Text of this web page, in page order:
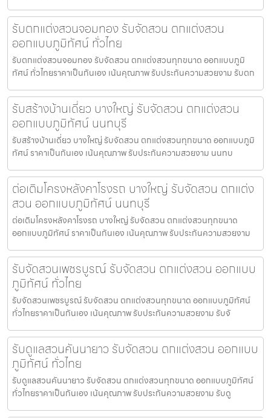
รับตกแต่งสวนจอมทอง รับจัดสวน ตกแต่งสวน
ออกแบบภูมิทัศน์ ทั่วไทย
รับตกแต่งสวนจอมทอง รับจัดสวน ตกแต่งสวนทุกขนาด ออกแบบภูมิ
ทัศน์ ทั่วไทยราคาเป็นกันเอง เน้นคุณภาพ รับประกันความสวยงาม รับตก
รับสร้างบ้านเดี่ยว บางใหญ่ รับจัดสวน ตกแต่งสวน
ออกแบบภูมิทัศน์ นนทบุรี
รับสร้างบ้านเดี่ยว บางใหญ่ รับจัดสวน ตกแต่งสวนทุกขนาด ออกแบบภูมิ
ทัศน์ ราคาเป็นกันเอง เน้นคุณภาพ รับประกันความสวยงาม นนทบ
ต่อเติมโครงหลังคาโรงรถ บางใหญ่ รับจัดสวน ตกแต่ง
สวน ออกแบบภูมิทัศน์ นนทบุรี
ต่อเติมโครงหลังคาโรงรถ บางใหญ่ รับจัดสวน ตกแต่งสวนทุกขนาด
ออกแบบภูมิทัศน์ ราคาเป็นกันเอง เน้นคุณภาพ รับประกันความสวยงาม
รับจัดสวนเพชรบูรณ์ รับจัดสวน ตกแต่งสวน ออกแบบ
ภูมิทัศน์ ทั่วไทย
รับจัดสวนเพชรบูรณ์ รับจัดสวน ตกแต่งสวนทุกขนาด ออกแบบภูมิทัศน์
ทั่วไทยราคาเป็นกันเอง เน้นคุณภาพ รับประกันความสวยงาม รับจั
รับดูแลสวนคันนายาว รับจัดสวน ตกแต่งสวน ออกแบบ
ภูมิทัศน์ ทั่วไทย
รับดูแลสวนคันนายาว รับจัดสวน ตกแต่งสวนทุกขนาด ออกแบบภูมิทัศน์
ทั่วไทยราคาเป็นกันเอง เน้นคุณภาพ รับประกันความสวยงาม รับดู